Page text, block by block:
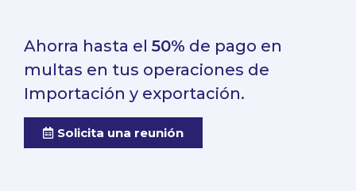
Ahorra hasta el 50% de pago en
multas en tus operaciones de
Importación y exportación.
Solicita una reunión